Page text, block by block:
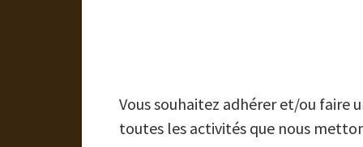
Vous souhaitez adhérer et/ou faire
toutes les activités que nous